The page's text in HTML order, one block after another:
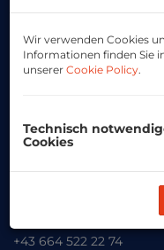
Mag. Ursula Piffl
+43 676 491 45 22
+43 664 522 22 74
Wir verwenden Cookies
Informationen finden Sie
unserer Cookie Policy.
Technisch
Cookies